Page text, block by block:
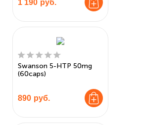
1 190 руб.
Swanson 5-HTP 50mg
(60caps)
890 руб.